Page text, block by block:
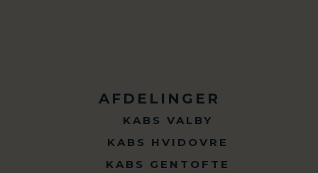
AFDELINGER
KABS VALBY
KABS HVIDOVRE
KABS GENTOFTE